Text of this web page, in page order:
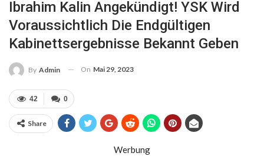
Ibrahim Kalin Angekündigt! YSK Wird
Voraussichtlich Die Endgültigen
Kabinettsergebnisse Bekannt Geben
By Admin On Mai 29, 2023
0
42
Share
Werbung